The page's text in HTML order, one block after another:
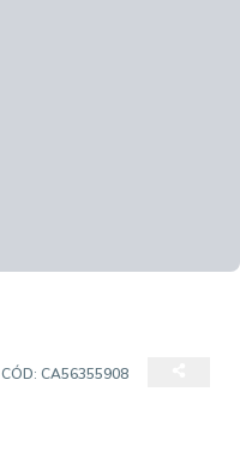
CÓD: CA56355908